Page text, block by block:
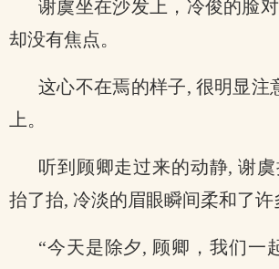
谢虞坐在沙发上，冷俊的脸
却没有焦点。
这心不在焉的样子, 很明显注
上。
听到顾卿走过来的动静, 谢
抬了抬, 冷淡的眉眼瞬间柔和了许
“今天是除夕, 顾卿，我们一